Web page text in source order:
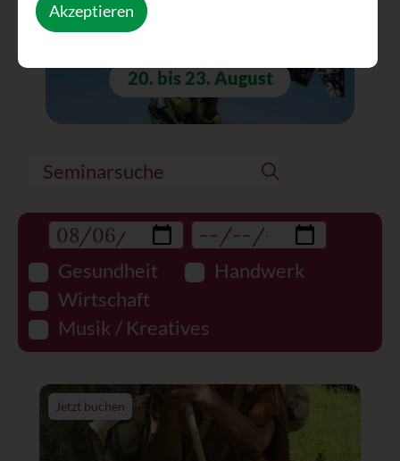
20. bis 23. August
Gesundheit
Handwerk
Wirtschaft
Musik / Kreatives
Jetzt buchen
Akzeptieren